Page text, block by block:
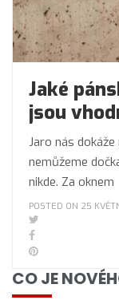
Jaké
jsou
Jaro nás
nemůžeme
nikde. Za oknem
POSTED ON 25
CO JE